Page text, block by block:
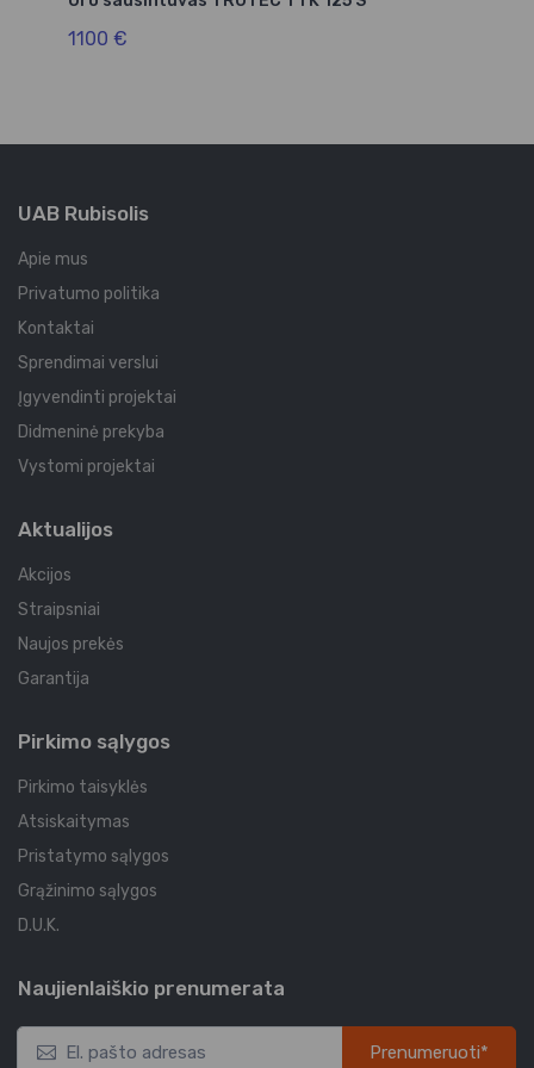
1100 €
UAB Rubisolis
Apie mus
Privatumo politika
Kontaktai
Sprendimai verslui
Įgyvendinti projektai
Didmeninė prekyba
Vystomi projektai
Aktualijos
Akcijos
Straipsniai
Naujos prekės
Garantija
Pirkimo sąlygos
Pirkimo taisyklės
Atsiskaitymas
Pristatymo sąlygos
Grąžinimo sąlygos
D.U.K.
Naujienlaiškio prenumerata
Prenumeruoti*